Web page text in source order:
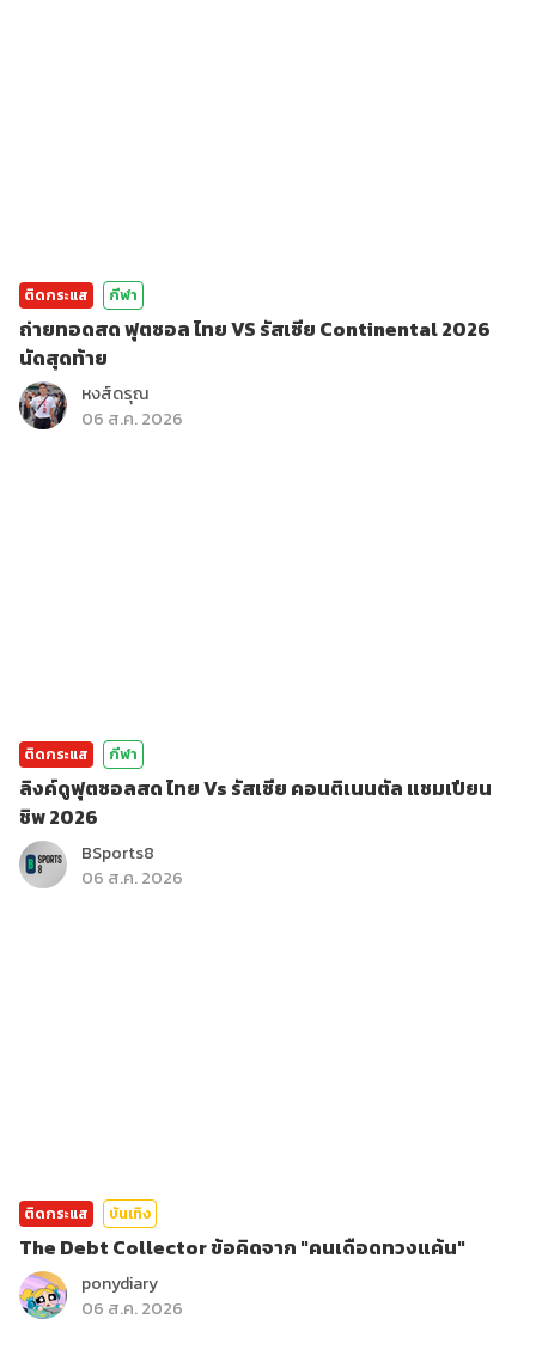
ติดกระแส กีฬา
ถ่ายทอดสด ฟุตซอล ไทย VS รัสเซีย Continental 2026
นัดสุดท้าย
หงส์ดรุณ
06 ส.ค. 2026
ติดกระแส กีฬา
ลิงค์ดูฟุตซอลสด ไทย Vs รัสเซีย คอนติเนนตัล แชมเปียน
ชิพ 2026
BSports8
06 ส.ค. 2026
ติดกระแส บันเทิง
The Debt Collector ข้อคิดจาก "คนเดือดทวงแค้น"
ponydiary
06 ส.ค. 2026